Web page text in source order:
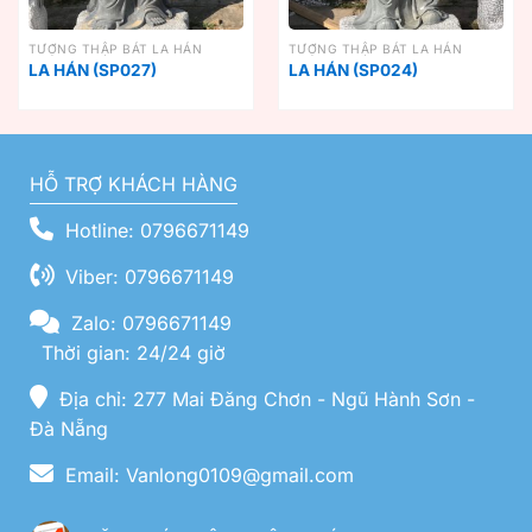
TƯỢNG THẬP BÁT LA HÁN
LA HÁN (SP027)
TƯỢNG THẬP BÁT LA HÁN
LA HÁN (SP024)
HỖ TRỢ KHÁCH HÀNG
Hotline: 0796671149
Viber: 0796671149
Zalo: 0796671149
Thời gian: 24/24 giờ
Địa chỉ: 277 Mai Đăng Chơn - Ngũ Hành Sơn -
Đà Nẵng
Email: Vanlong0109@gmail.com